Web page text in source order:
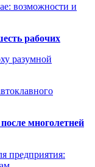
возможности и
рабочих
разумной
многолетней
предприятия: